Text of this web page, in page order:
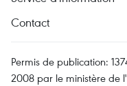
Contact
Permis de publication:
2008 par le ministère de